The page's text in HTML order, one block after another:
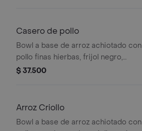
Casero de pollo
Bowl a base de arroz achiotado con
pollo finas hierbas, frijol negro,
guacamole, madurito y un toque de
$ 37.500
Arroz Criollo
Bowl a base de arroz achiotado con